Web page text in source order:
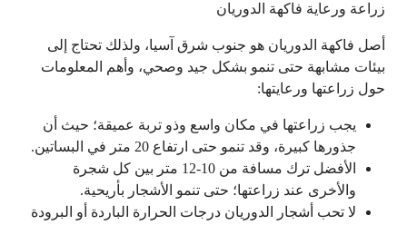
زراعة ورعاية فاكهة الدوريان
أصل فاكهة الدوريان هو جنوب شرق آسيا، ولذلك تحتاج إلى
بيئات مشابهة حتى تنمو بشكل جيد وصحي، وأهم المعلومات
حول زراعتها ورعايتها:
يجب زراعتها في مكان واسع وذو تربة عميقة؛ حيث أن
جذورها كبيرة، وقد تنمو حتى ارتفاع 20 متر في البساتين.
الأفضل ترك مسافة من 10-12 متر بين كل شجرة
والأخرى عند زراعتها؛ حتى تنمو الأشجار بأريحية.
لا تحب أشجار الدوريان درجات الحرارة الباردة أو البرودة